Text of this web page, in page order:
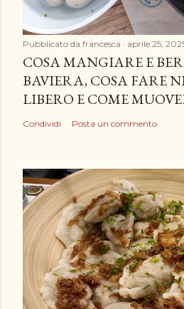
Pubblicato da francesca aprile 25,
COSA MANGIARE E
BAVIERA, COSA FARE
LIBERO E COME
Condividi Posta un commento